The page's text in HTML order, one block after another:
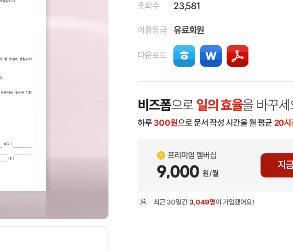
조회수 23,581
이용등급 유료회원
다운로드
비즈폼으로일의 효율을 바꾸세
하루 300원으로 문서 작성 시간을 월 평균 20시
프리미엄 멤버십
9,000 원/월
지
최근30일간3,049명이 가입했어요!